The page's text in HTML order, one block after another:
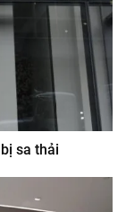
sa thải